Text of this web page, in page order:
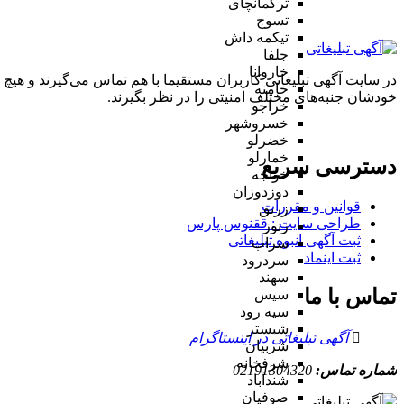
ترکمانچای
تسوج
تیکمه داش
جلفا
خاروانا
خامنه
خراجو
خسروشهر
خضرلو
خمارلو
خواجه
دوزدوزان
زرنق
زنوز
سراب
سردرود
سهند
سیس
سیه رود
شبستر
شربیان
شرفخانه
شندآباد
صوفیان
در سایت آگهی تبلیغاتی کاربران مستقیما با هم تماس می‌گیرند و
خودشان جنبه‌های مختلف امنیتی را در نظر بگیرند.
دسترسی سریع
قوانین و مقررات
طراحی سایت : ققنوس پارس
ثبت آگهی انبوه تبلیغاتی
ثبت اینماد
تماس با ما
آگهی تبلیغاتی در اینستاگرام
شماره تماس: 02191304320